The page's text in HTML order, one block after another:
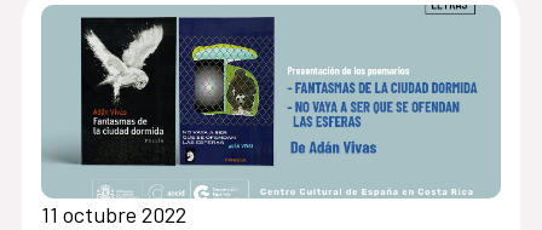
11 octubre 2022